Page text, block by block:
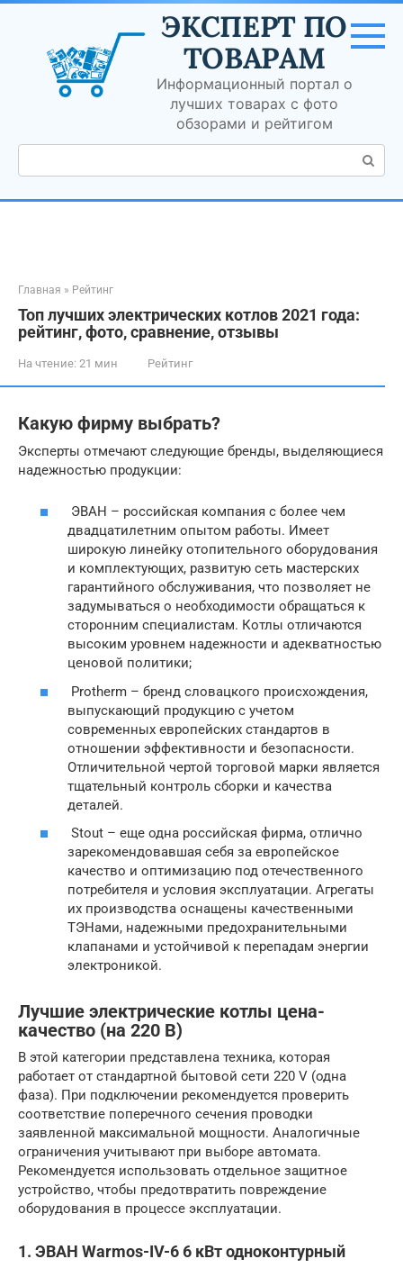
Перейти
контенту
ЭКСПЕРТ ПО
ТОВАРАМ
Информационный портал о
лучших товарах с фото
обзорами и рейтигом
Поиск:
Главная » Рейтинг
Топ лучших электрических котлов 2021 года:
рейтинг, фото, сравнение, отзывы
На чтение: 21 мин Рейтинг
Какую фирму выбрать?
Эксперты отмечают следующие бренды, выделяющиеся
надежностью продукции:
ЭВАН – российская компания с более чем
двадцатилетним опытом работы. Имеет
широкую линейку отопительного оборудования
и комплектующих, развитую сеть мастерских
гарантийного обслуживания, что позволяет не
задумываться о необходимости обращаться к
сторонним специалистам. Котлы отличаются
высоким уровнем надежности и адекватностью
ценовой политики;
Protherm – бренд словацкого происхождения,
выпускающий продукцию с учетом
современных европейских стандартов в
отношении эффективности и безопасности.
Отличительной чертой торговой марки является
тщательный контроль сборки и качества
деталей.
Stout – еще одна российская фирма, отлично
зарекомендовавшая себя за европейское
качество и оптимизацию под отечественного
потребителя и условия эксплуатации. Агрегаты
их производства оснащены качественными
ТЭНами, надежными предохранительными
клапанами и устойчивой к перепадам энергии
электроникой.
Лучшие электрические котлы цена-
качество (на 220 В)
В этой категории представлена техника, которая
работает от стандартной бытовой сети 220 V (одна
фаза). При подключении рекомендуется проверить
соответствие поперечного сечения проводки
заявленной максимальной мощности. Аналогичные
ограничения учитывают при выборе автомата.
Рекомендуется использовать отдельное защитное
устройство, чтобы предотвратить повреждение
оборудования в процессе эксплуатации.
1. ЭВАН Warmos-IV-6 6 кВт одноконтурный